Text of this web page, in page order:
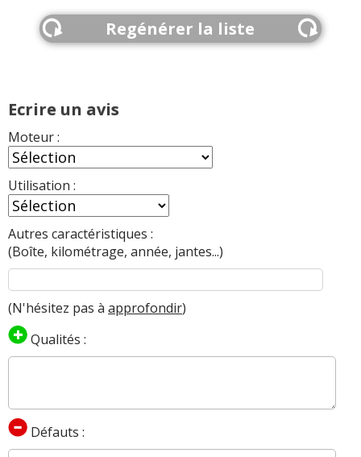
Regénérer la liste
Ecrire un avis
Moteur :
Utilisation :
Autres caractéristiques :
(Boîte, kilométrage, année, jantes...)
(N'hésitez pas à approfondir)
Qualités :
Défauts :